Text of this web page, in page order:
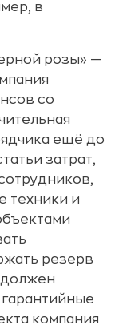
в
розы» —
со
ещё до
затрат,
техники и
резерв
должен
компания